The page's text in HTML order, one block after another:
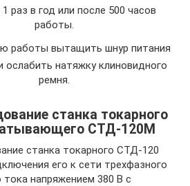
раз в год или после 500 часов
работы.
работы вытащить шнур питания
ослабить натяжку клиновидного
ремня.
станка токарного
СТД-120М
станка токарного СТД-120
его к сети трехфазного
тока напряжением 380 В с